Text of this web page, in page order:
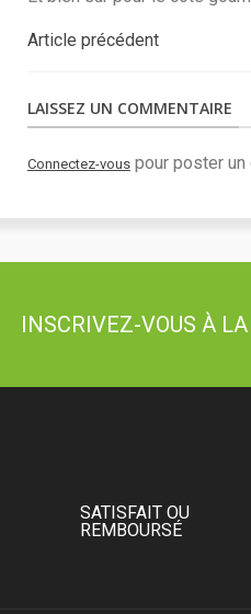
Article précédent
LAISSEZ UN COMMENTAIRE
Connectez-vous pour poster un
INSCRIVEZ-VOUS À
SATISFAIT OU
REMBOURSÉ